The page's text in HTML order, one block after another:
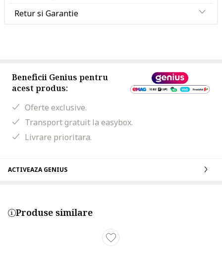
Retur si Garantie
Beneficii Genius pentru
acest produs:
Oferte exclusive.
Transport gratuit la easybox.
Livrare prioritara.
ACTIVEAZA GENIUS
Produse similare